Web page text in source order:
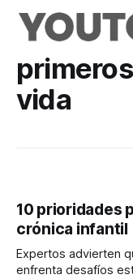
vida
10 prioridades
crónica infantil
Expertos advierten
enfrenta desafíos